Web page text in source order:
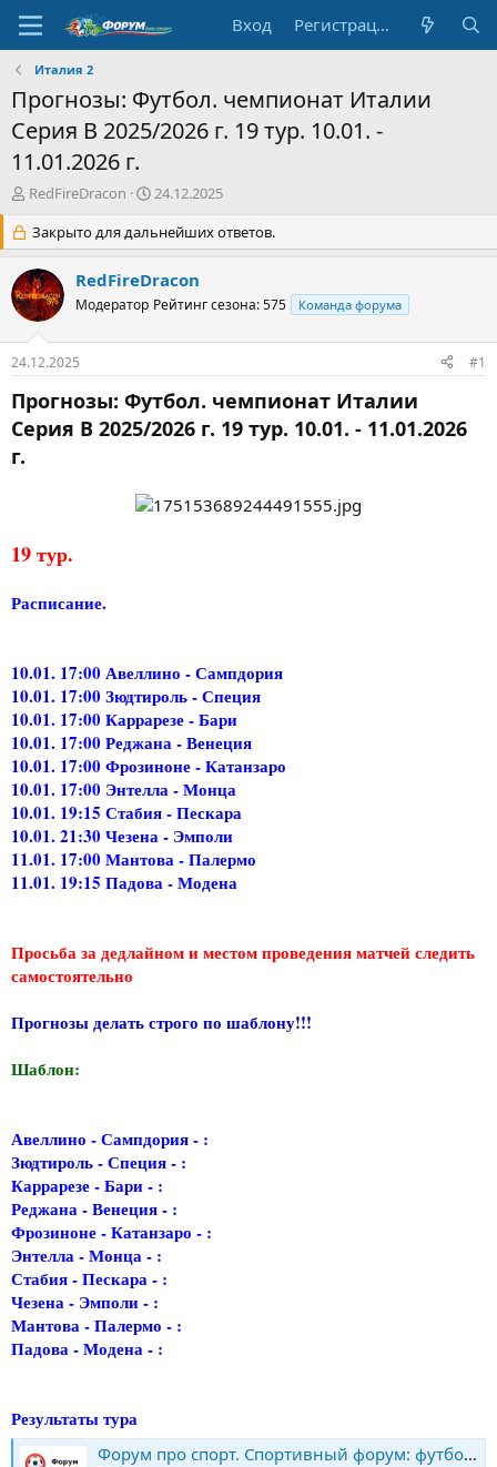
Вход Регистрация
Италия 2
Прогнозы: Футбол. чемпионат Италии
Серия В 2025/2026 г. 19 тур. 10.01. -
11.01.2026 г.
А
т
о
р
т
е
м
RedFireDracon
Д
т
а
а
ч
а
24.12.2025
Закрыто для дальнейших ответов.
RedFireDracon
Модератор Рейтинг сезона: 575 Команда форума
24.12.2025 #1
Прогнозы: Футбол. чемпионат Италии
Серия В 2025/2026 г. 19 тур. 10.01. - 11.01.2026
г.
19 тур.
Расписание.
10.01. 17:00 Авеллино - Сампдория
10.01. 17:00 Зюдтироль - Специя
10.01. 17:00 Каррарезе - Бари
10.01. 17:00 Реджана - Венеция
10.01. 17:00 Фрозиноне - Катанзаро
10.01. 17:00 Энтелла - Монца
10.01. 19:15 Стабия - Пескара
10.01. 21:30 Чезена - Эмполи
11.01. 17:00 Мантова - Палермо
11.01. 19:15 Падова - Модена
Просьба за дедлайном и местом проведения матчей следить
самостоятельно
Прогнозы делать строго по шаблону!!!
Шаблон:
Авеллино - Сампдория - :
Зюдтироль - Специя - :
Каррарезе - Бари - :
Реджана - Венеция - :
Фрозиноне - Катанзаро - :
Энтелла - Монца - :
Стабия - Пескара - :
Чезена - Эмполи - :
Мантова - Палермо - :
Падова - Модена - :
Результаты тура
Форум про спорт. Спортивный форум: футбол, хоккей, биатлон, теннис. Конкурс прогнозов